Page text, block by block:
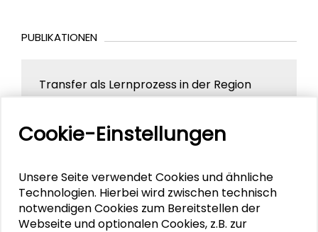
PUBLIKATIONEN
Transfer als Lernprozess in der Region
Nachhaltige Stadtentwicklung
Cookie-Einstellungen
Unsere Seite verwendet Cookies und ähnliche
Technologien. Hierbei wird zwischen technisch
notwendigen Cookies zum Bereitstellen der
Webseite und optionalen Cookies, z.B. zur